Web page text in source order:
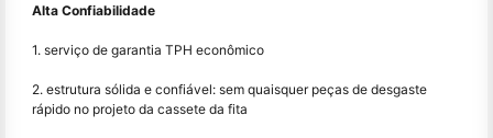
Alta Confiabilidade
1. serviço de garantia TPH econômico
2. estrutura sólida e confiável: sem quaisquer peças de desgaste
rápido no projeto da cassete da fita